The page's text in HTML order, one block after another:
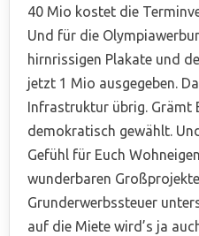
40 Mio kostet die
Und für die
hirnrissigen Plakate und
jetzt 1 Mio ausgegeben.
Infrastruktur übrig. Grämt
demokratisch gewählt.
Gefühl für Euch
wunderbaren
Grunderwerbssteuer
auf die Miete wird’s ja